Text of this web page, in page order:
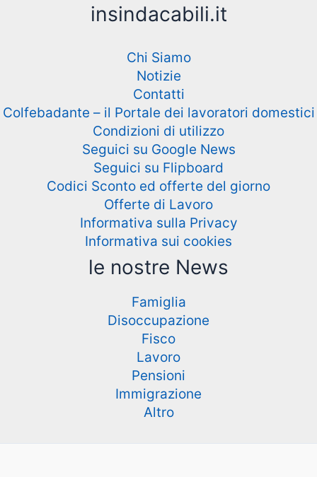
insindacabili.it
Chi Siamo
Notizie
Contatti
Colfebadante – il Portale dei lavoratori domestici
Condizioni di utilizzo
Seguici su Google News
Seguici su Flipboard
Codici Sconto ed offerte del giorno
Offerte di Lavoro
Informativa sulla Privacy
Informativa sui cookies
le nostre News
Famiglia
Disoccupazione
Fisco
Lavoro
Pensioni
Immigrazione
Altro